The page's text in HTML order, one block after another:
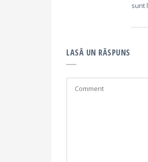
sunt
LASĂ UN RĂSPUNS